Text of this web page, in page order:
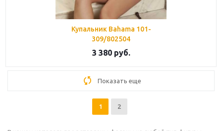
Купальник Bahama 101-
309/802504
3 380руб.
Показать еще
1 2